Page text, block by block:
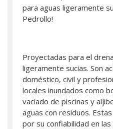
para aguas ligeramente
Pedrollo!
Proyectadas para el
ligeramente sucias. Son
doméstico, civil y
locales inundados como
vaciado de piscinas y
aguas con residuos.
por su confiabilidad en